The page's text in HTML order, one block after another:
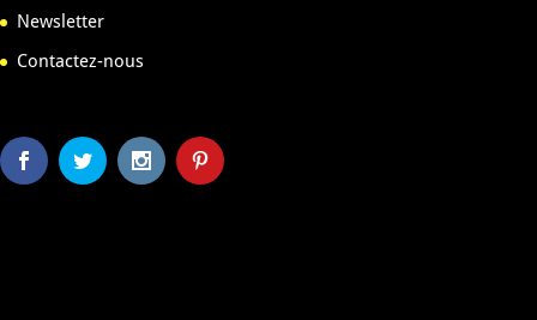
Newsletter
Contactez-nous